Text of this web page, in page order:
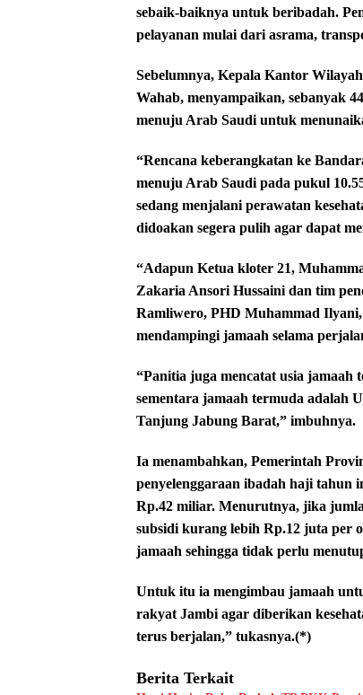
sebaik-baiknya untuk beribadah.
pelayanan mulai dari asrama,
Sebelumnya, Kepala Kantor
Wahab, menyampaikan, sebanyak
menuju Arab Saudi untuk
“Rencana keberangkatan ke
menuju Arab Saudi pada pukul
sedang menjalani perawatan
didoakan segera pulih agar dapat
“Adapun Ketua kloter 21,
Zakaria Ansori Hussaini dan tim
Ramliwero, PHD Muhammad
mendampingi jamaah selama
“Panitia juga mencatat usia
sementara jamaah termuda adalah
Tanjung Jabung Barat,” imbuhnya.
Ia menambahkan, Pemerintah
penyelenggaraan ibadah haji tahun
Rp.42 miliar. Menurutnya, jika
subsidi kurang lebih Rp.12 juta per
jamaah sehingga tidak perlu
Untuk itu ia mengimbau jamaah
rakyat Jambi agar diberikan
terus berjalan,” tukasnya.(*)
Berita Terkait